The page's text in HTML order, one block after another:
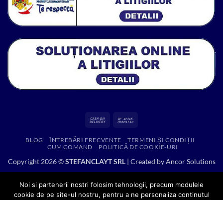
Cash
Delivery
BLOG ÎNTREBĂRI FRECVENTE
TERMENI ȘI CONDIȚII
CUM COMAND
POLITICĂ DE COOKIE-URI
Copyright 2026 ©STEFANCLAYT SRL| Created byAncor Solutions
Noi si partenerii nostri folosim tehnologii, precum modulele
cookie de pe site-ul nostru, pentru a ne personaliza continutul